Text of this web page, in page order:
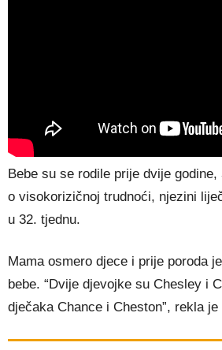
Bebe su se rodile prije dvije
o visokorizičnoj trudnoći, njezini
u 32. tjednu.
Mama osmero djece i prije poroda
bebe. “Dvije djevojke su Chesley i
dječaka Chance i Cheston”, rekla